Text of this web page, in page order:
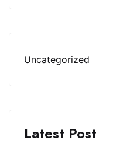
Uncategorized
Latest Post